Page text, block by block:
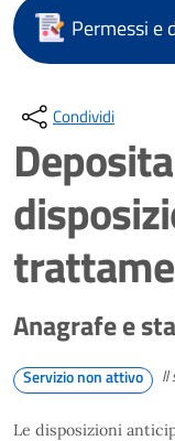
Permessi e
Condividi
Anagrafe e
Servizio non attivo Il
Le disposizioni